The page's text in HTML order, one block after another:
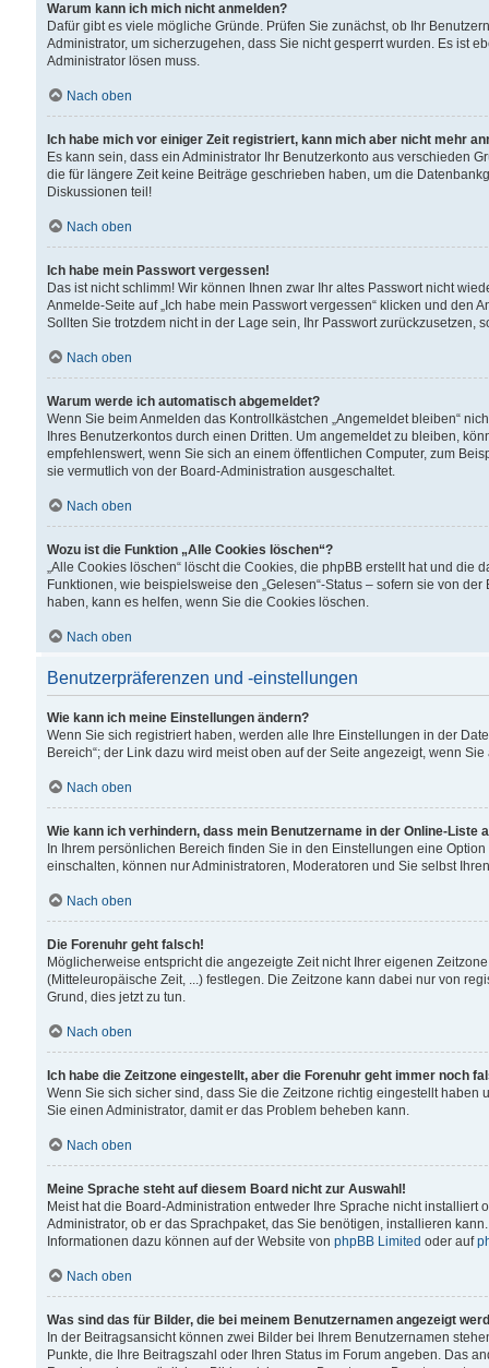
Warum kann ich mich nicht anmelden?
Dafür gibt es viele mögliche Gründe. Prüfen Sie zunächst, ob Ihr
Administrator, um sicherzugehen, dass Sie nicht gesperrt wurden. Es ist
Administrator lösen muss.
Nach oben
Ich habe mich vor einiger Zeit registriert, kann mich aber nicht mehr
Es kann sein, dass ein Administrator Ihr Benutzerkonto aus verschieden
die für längere Zeit keine Beiträge geschrieben haben, um die
Diskussionen teil!
Nach oben
Ich habe mein Passwort vergessen!
Das ist nicht schlimm! Wir können Ihnen zwar Ihr altes Passwort nicht
Anmelde-Seite auf „Ich habe mein Passwort vergessen“ klicken und
Sollten Sie trotzdem nicht in der Lage sein, Ihr Passwort zurückzusetzen,
Nach oben
Warum werde ich automatisch abgemeldet?
Wenn Sie beim Anmelden das Kontrollkästchen „Angemeldet bleiben“
Ihres Benutzerkontos durch einen Dritten. Um angemeldet zu bleiben,
empfehlenswert, wenn Sie sich an einem öffentlichen Computer, zum
sie vermutlich von der Board-Administration ausgeschaltet.
Nach oben
Wozu ist die Funktion „Alle Cookies löschen“?
„Alle Cookies löschen“ löscht die Cookies, die phpBB erstellt hat und
Funktionen, wie beispielsweise den „Gelesen“-Status – sofern sie von
haben, kann es helfen, wenn Sie die Cookies löschen.
Nach oben
Benutzerpräferenzen und -einstellungen
Wie kann ich meine Einstellungen ändern?
Wenn Sie sich registriert haben, werden alle Ihre Einstellungen in der
Bereich“; der Link dazu wird meist oben auf der Seite angezeigt, wenn
Nach oben
Wie kann ich verhindern, dass mein Benutzername in der Online-Liste
In Ihrem persönlichen Bereich finden Sie in den Einstellungen eine
einschalten, können nur Administratoren, Moderatoren und Sie selbst
Nach oben
Die Forenuhr geht falsch!
Möglicherweise entspricht die angezeigte Zeit nicht Ihrer eigenen
(Mitteleuropäische Zeit, ...) festlegen. Die Zeitzone kann dabei nur von
Grund, dies jetzt zu tun.
Nach oben
Ich habe die Zeitzone eingestellt, aber die Forenuhr geht immer noch
Wenn Sie sich sicher sind, dass Sie die Zeitzone richtig eingestellt
Sie einen Administrator, damit er das Problem beheben kann.
Nach oben
Meine Sprache steht auf diesem Board nicht zur Auswahl!
Meist hat die Board-Administration entweder Ihre Sprache nicht
Administrator, ob er das Sprachpaket, das Sie benötigen, installieren
Informationen dazu können auf der Website von phpBB Limited oder auf
Nach oben
Was sind das für Bilder, die bei meinem Benutzernamen angezeigt
In der Beitragsansicht können zwei Bilder bei Ihrem Benutzernamen
Punkte, die Ihre Beitragszahl oder Ihren Status im Forum angeben. Das